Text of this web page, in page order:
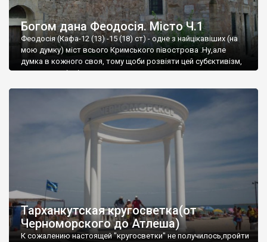
Богом дана Феодосія. Місто Ч.1
Феодосія (Кафа-12 (13) -15 (18) ст) - одне з найцікавіших (на
мою думку) міст всього Кримського півострова .Ну,але
думка в кожного своя, тому щоби розвіяти цей субєктивізм,
запрошую відвідати це
Тарханкутская кругосветка(от
Черноморского до Атлеша)
К сожалению настоящей "кругосветки" не получилось,пройти